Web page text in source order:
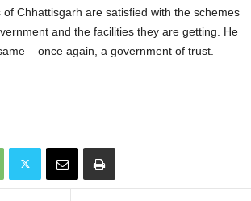
of Chhattisgarh are satisfied with the schemes
and the facilities they are getting. He
– once again, a government of trust.